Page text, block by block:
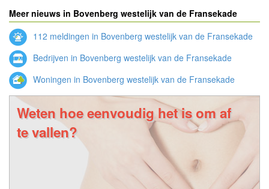
Meer nieuws in Bovenberg westelijk van de Fransekade
112 meldingen in Bovenberg westelijk van de Fransekade
Bedrijven in Bovenberg westelijk van de Fransekade
Woningen in Bovenberg westelijk van de Fransekade
Weten hoe eenvoudig het is om af
te vallen?